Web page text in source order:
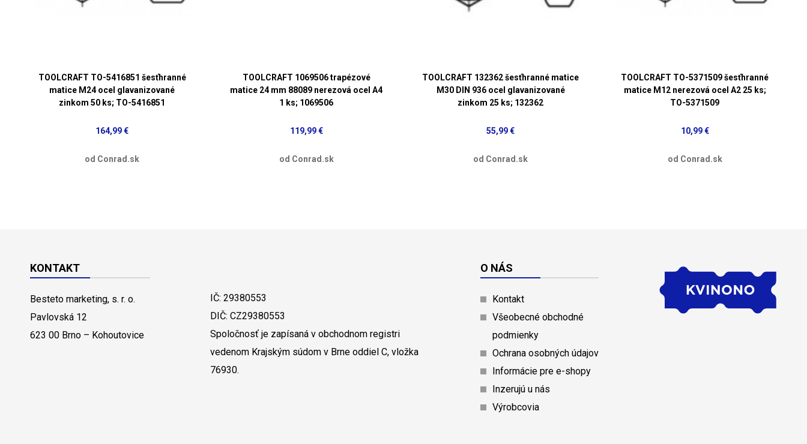
TOOLCRAFT TO-5416851 šesťhranné
matice M24 ocel glavanizované
zinkom 50 ks; TO-5416851
164,99 €
od Conrad.sk
TOOLCRAFT 1069506 trapézové
matice 24 mm 88089 nerezová ocel A4
1 ks; 1069506
119,99 €
od Conrad.sk
TOOLCRAFT 132362 šesťhranné matice
M30 DIN 936 ocel glavanizované
zinkom 25 ks; 132362
55,99 €
od Conrad.sk
TOOLCRAFT TO-5371509 šesťhranné
matice M12 nerezová ocel A2 25 ks;
TO-5371509
10,99 €
od Conrad.sk
KONTAKT
Besteto marketing, s. r. o.
Pavlovská 12
623 00 Brno – Kohoutovice
IČ: 29380553
DIČ: CZ29380553
Spoločnosť je zapísaná v obchodnom registri
vedenom Krajským súdom v Brne oddiel C, vložka
76930.
O NÁS
Kontakt
Všeobecné obchodné
podmienky
Ochrana osobných údajov
Informácie pre e-shopy
Inzerujú u nás
Výrobcovia